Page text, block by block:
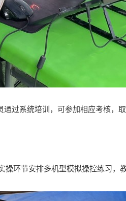
过系统培训，可参加相应考核，
环节安排多机型模拟操控练习，